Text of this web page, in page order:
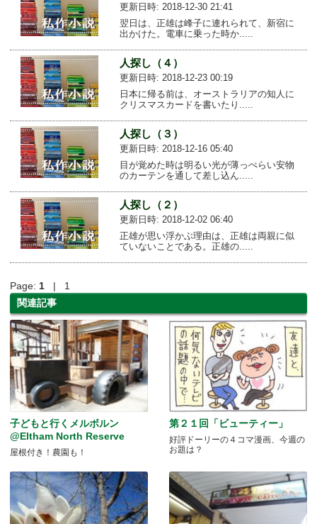
更新日時: 2018-12-30 21:41
翌日は、正雄は峰子に連れられて、新宿に
出かけた。電車に乗った時か.....
人探し（４）
更新日時: 2018-12-23 00:19
日本に帰る前は、オーストラリアの知人に
クリスマスカードを書いたり.....
人探し（３）
更新日時: 2018-12-16 05:40
目が覚めた時は明るい光が薄っぺらい安物
のカーテンを通して差し込ん.....
人探し（２）
更新日時: 2018-12-02 06:40
正雄が思い浮かぶ理由は、正雄は両親に似
ていないことである。正雄の.....
Page: 1 | 1
関連記事
子どもと行くメルボルン
@Eltham North Reserve
屋根付き！農園も！
第２１回「ビューティー」
好評ドーリーの４コマ漫画、今週の
お題は？